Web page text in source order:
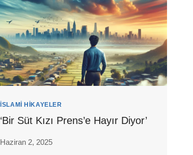
İSLAMI HIKAYELER
‘Bir Süt Kızı Prens’e Hayır Diyor’
Haziran 2, 2025